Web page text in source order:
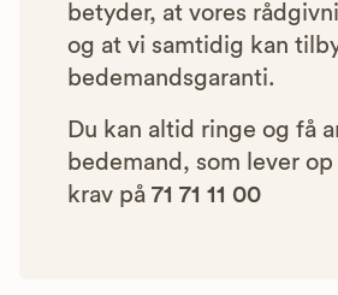
betyder, at vores
og at vi samtidig kan
bedemandsgaranti.
Du kan altid ringe og få
bedemand, som lever
krav på 71 71 11 00